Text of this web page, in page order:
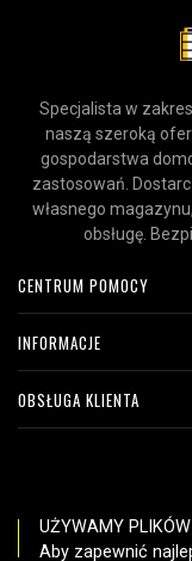
Specjalista w
naszą szeroką
gospodarstwa
zastosowań.
własnego
obsługę.
CENTRUM POMOCY
INFORMACJE
OBSŁUGA KLIENTA
UŻYWAMY
Aby zapewnić